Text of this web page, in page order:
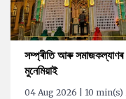
সম্প্ৰীতি আৰু সমাজকল্যাণৰ
মুনেমিয়াই
04 Aug 2026 | 10 min(s)